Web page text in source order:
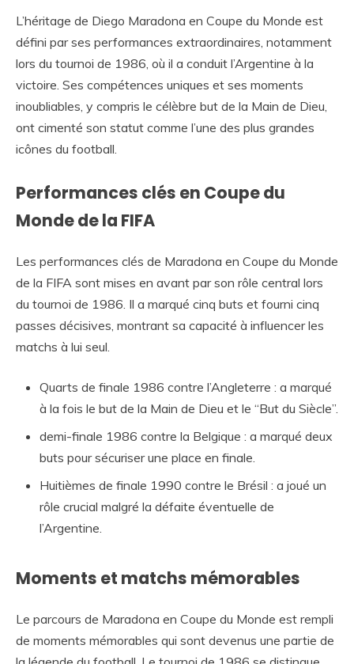
L’héritage de Diego Maradona en Coupe du Monde est
défini par ses performances extraordinaires, notamment
lors du tournoi de 1986, où il a conduit l’Argentine à la
victoire. Ses compétences uniques et ses moments
inoubliables, y compris le célèbre but de la Main de Dieu,
ont cimenté son statut comme l’une des plus grandes
icônes du football.
Performances clés en Coupe du
Monde de la FIFA
Les performances clés de Maradona en Coupe du Monde
de la FIFA sont mises en avant par son rôle central lors
du tournoi de 1986. Il a marqué cinq buts et fourni cinq
passes décisives, montrant sa capacité à influencer les
matchs à lui seul.
Quarts de finale 1986 contre l’Angleterre : a marqué
à la fois le but de la Main de Dieu et le “But du Siècle”.
demi-finale 1986 contre la Belgique : a marqué deux
buts pour sécuriser une place en finale.
Huitièmes de finale 1990 contre le Brésil : a joué un
rôle crucial malgré la défaite éventuelle de
l’Argentine.
Moments et matchs mémorables
Le parcours de Maradona en Coupe du Monde est rempli
de moments mémorables qui sont devenus une partie de